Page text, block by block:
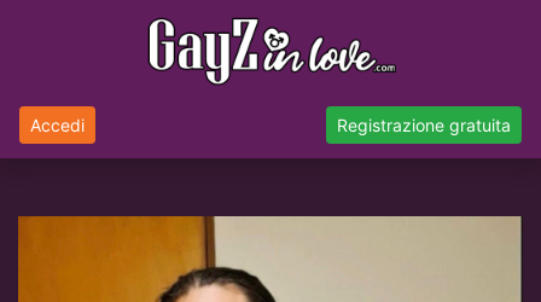
Accedi Registrazione gratuita